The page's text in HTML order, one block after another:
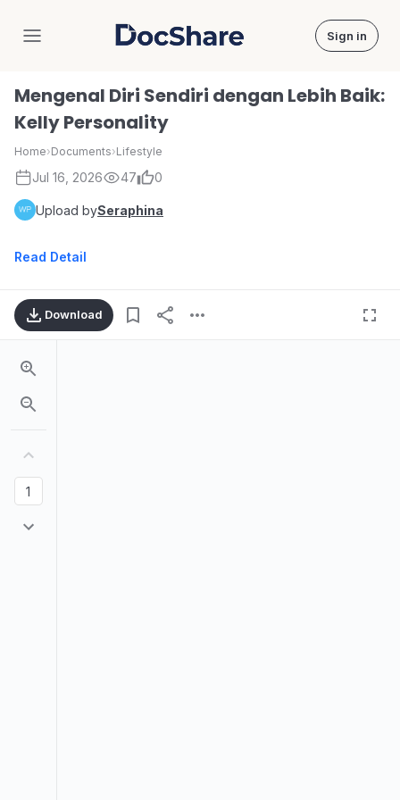
DocShare Sign in
Mengenal Diri Sendiri dengan Lebih Baik:
Kelly Personality
Home›Documents›Lifestyle
Jul 16, 2026 47 0
Upload bySeraphina
Read Detail
Download